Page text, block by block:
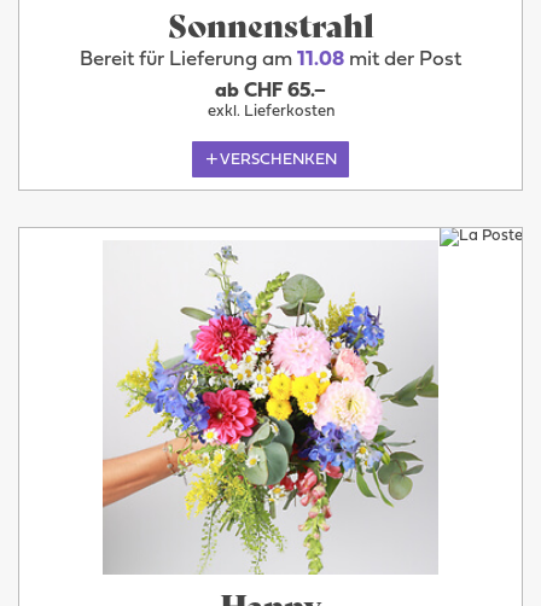
Sonnenstrahl
Bereit für Lieferung am 11.08 mit der Post
ab CHF 65.–
exkl. Lieferkosten
VERSCHENKEN